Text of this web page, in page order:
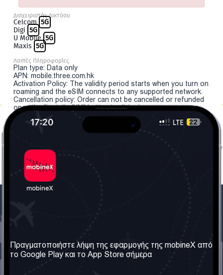
Διαχειριστής Δικτύου
Celcom 5G
Digi 5G
U Mobile 5G
Maxis 5G
Λοιπές Πληροφορίες
Plan type: Data only
APN: mobile.three.com.hk
Activation Policy: The validity period starts when you turn on
roaming and the eSIM connects to any supported network.
Cancellation policy: Order can not be cancelled or refunded
once the "install eSIM" button is clicked.
Σχετικά με εμάς
Οι Υπηρεσίες μας
Όροι & Προϋποθέσεις
Πολιτική Απορρήτου
Πραγματοποιήστε λήψη της εφαρμογής της mobineX από
το Google Play και το App Store σήμερα